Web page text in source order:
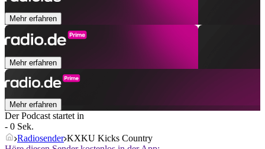
Mehr erfahren
Mehr erfahren
Mehr erfahren
Der Podcast startet in
- 0 Sek.
Radiosender KXKU Kicks Country